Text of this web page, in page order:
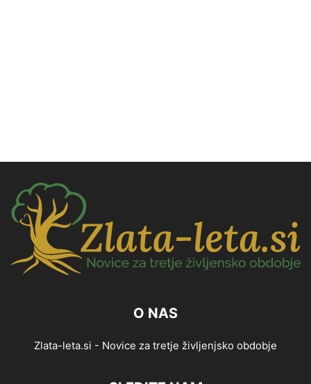
O NAS
Zlata-leta.si - Novice za tretje življenjsko obdobje